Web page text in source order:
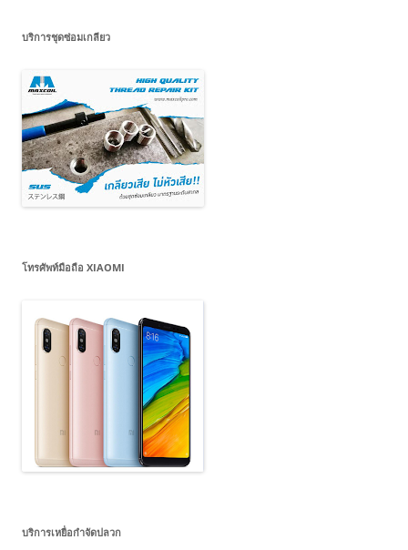
บริการชุดซ่อมเกลียว
โทรศัพท์มือถือ XIAOMI
บริการเหยื่อกำจัดปลวก